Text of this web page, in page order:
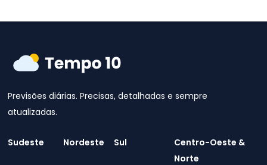
Previsões diárias. Precisas, detalhadas e sempre
atualizadas.
Sudeste Nordeste Sul
Centro-Oeste &
Norte